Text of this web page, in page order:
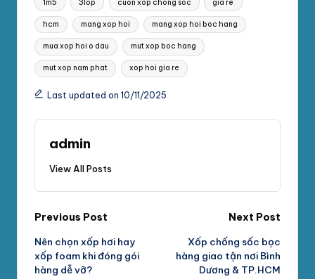
1m5 3lop cuon xop chong soc gia re
hcm mang xop hoi mang xop hoi boc hang
mua xop hoi o dau mut xop boc hang
mut xop nam phat xop hoi gia re
Last updated on 10/11/2025
admin
View All Posts
Post
navigation
Previous Post
Nên chọn xốp hơi hay
xốp foam khi đóng gói
hàng dễ vỡ?
Next Post
Xốp chống sốc bọc
hàng giao tận nơi Bình
Dương & TP.HCM